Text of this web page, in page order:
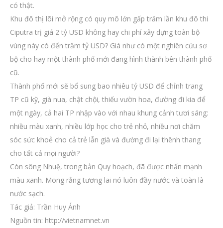
có thật.
Khu đô thị lõi mở rộng có quy mô lớn gấp trăm lần khu đô thi
Ciputra trị giá 2 tỷ USD không hay chi phí xây dựng toàn bộ
vùng này có đến trăm tỷ USD? Giá như có một nghiên cứu sơ
bộ cho hay một thành phố mới đang hình thành bên thành phố
cũ.
Thành phố mới sẽ bổ sung bao nhiêu tỷ USD để chỉnh trang
TP cũ kỹ, già nua, chật chội, thiếu vườn hoa, đường đi kia để
một ngày, cả hai TP nhập vào với nhau khung cảnh tươi sáng:
nhiều màu xanh, nhiều lớp học cho trẻ nhỏ, nhiều nơi chăm
sóc sức khoẻ cho cả trẻ lẫn già và đường đi lại thênh thang
cho tất cả mọi người?
Còn sông Nhuệ, trong bản Quy hoạch, đã được nhấn mạnh
màu xanh. Mong rằng tương lai nó luôn đầy nước và toàn là
nước sạch.
Tác giả: Trần Huy Ánh
Nguồn tin: http://vietnamnet.vn